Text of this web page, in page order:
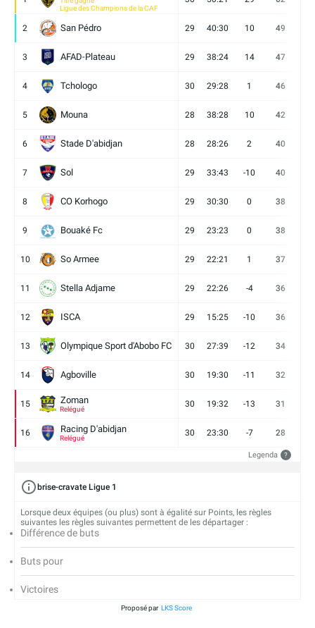
Ligue des Champions de la CAF
2 San Pédro 29 40:30 10 49
3 AFAD-Plateau 29 38:24 14 47
4 Tchologo 30 29:28 1 46
5 Mouna 28 38:28 10 42
6 Stade D'abidjan 28 28:26 2 40
7 Sol 29 33:43 -10 40
8 CO Korhogo 29 30:30 0 38
9 Bouaké Fc 29 23:23 0 38
10 So Armee 29 22:21 1 37
11 Stella Adjame 29 22:26 -4 36
12 ISCA 29 15:25 -10 36
13 Olympique Sport d'Abobo FC 30 27:39 -12 34
14 Agboville 30 19:30 -11 32
15 Zoman
Relégué
30 19:32 -13 31
16 Racing D'abidjan
Relégué
30 23:30 -7 28
Legenda ?
brise-cravate Ligue 1
Lorsque deux équipes (ou plus) sont à égalité sur Points, les règles
suivantes les règles suivantes permettent de les départager :
Différence de buts
Buts pour
Victoires
Proposé par LKS Score